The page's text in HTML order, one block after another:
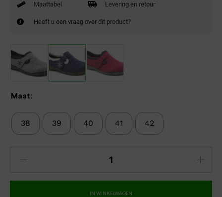
Maattabel Levering en retour
Heeft u een vraag over dit product?
Maat:
38 39 40 41 42
IN WINKELWAGEN